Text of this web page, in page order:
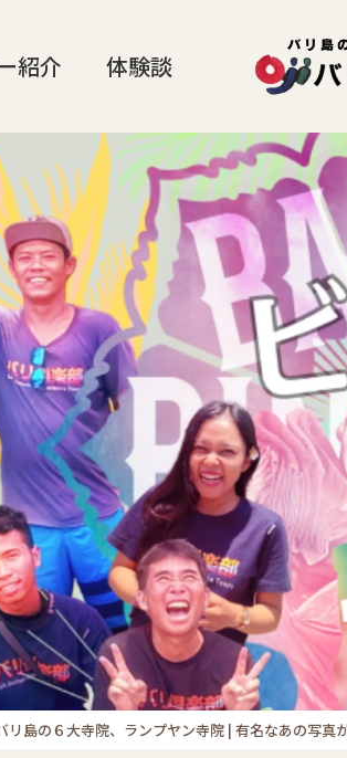
紹介 体験談
リ島の６大寺院、ランプヤン寺院 | 有名なあの写真